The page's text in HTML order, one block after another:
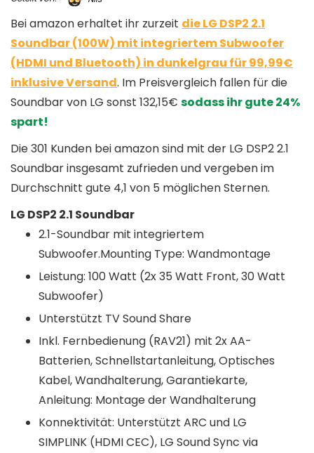
Bei amazon erhaltet ihr zurzeit die LG DSP2 2.1
Soundbar (100W) mit integriertem Subwoofer
(HDMI und Bluetooth) in dunkelgrau für 99,99€
inklusive Versand. Im Preisvergleich fallen für die
Soundbar von LG sonst 132,15€ sodass ihr gute 24%
spart!
Die 301 Kunden bei amazon sind mit der LG DSP2 2.1
Soundbar insgesamt zufrieden und vergeben im
Durchschnitt gute 4,1 von 5 möglichen Sternen.
LG DSP2 2.1 Soundbar
2.1-Soundbar mit integriertem
Subwoofer.Mounting Type: Wandmontage
Leistung: 100 Watt (2x 35 Watt Front, 30 Watt
Subwoofer)
Unterstützt TV Sound Share
Inkl. Fernbedienung (RAV21) mit 2x AA-
Batterien, Schnellstartanleitung, Optisches
Kabel, Wandhalterung, Garantiekarte,
Anleitung: Montage der Wandhalterung
Konnektivität: Unterstützt ARC und LG
SIMPLINK (HDMI CEC), LG Sound Sync via